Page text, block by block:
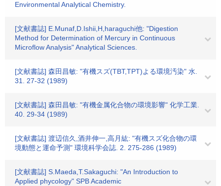
Environmental Analytical Chemistry.
[文献書誌] E.Munaf,D.Ishii,H,haraguchi他: "Digestion
Method for Determination of Mercury in Continuous
Microflow Analysis" Analytical Sciences.
[文献書誌] 森田昌敏: "有機スズ(TBT,TPT)よる環境汚染" 水.
31. 27-32 (1989)
[文献書誌] 森田昌敏: "有機金属化合物の環境影響" 化学工業.
40. 29-34 (1989)
[文献書誌] 渡辺信久,酒井伸一,高月紘: "有機スズ化合物の環
境動態と運命予測" 環境科学会誌. 2. 275-286 (1989)
[文献書誌] S.Maeda,T.Sakaguchi: "An Introduction to
Applied phycology" SPB Academic